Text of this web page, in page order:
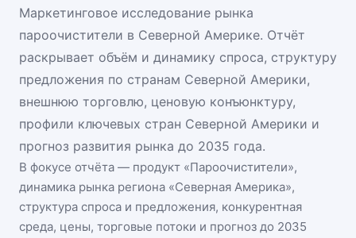
Маркетинговое исследование рынка
пароочистители в Северной Америке. Отчёт
раскрывает объём и динамику спроса, структуру
предложения по странам Северной Америки,
внешнюю торговлю, ценовую конъюнктуру,
профили ключевых стран Северной Америки и
прогноз развития рынка до 2035 года.
В фокусе отчёта — продукт «Пароочистители»,
динамика рынка региона «Северная Америка»,
структура спроса и предложения, конкурентная
среда, цены, торговые потоки и прогноз до 2035